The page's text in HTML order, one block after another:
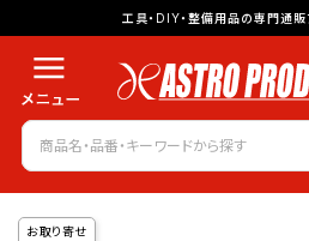
工具・DIY・整備用品の専門通販
お取り寄せ